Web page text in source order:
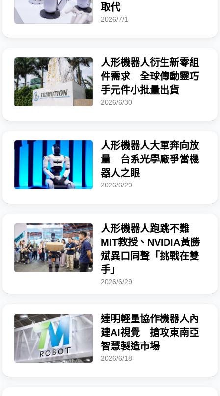
取代
2026/7/1
人形機器人衍生新零組
件需求 全球傳動靈巧
手元件小批量出貨
2026/6/30
人形機器人大軍奔向放
量 台系光學廠爭當機
器人之眼
2026/6/29
人形機器人跑跳不難
MIT教授、NVIDIA黃勝
斌異口同聲「挑戰在雙
手」
2026/6/29
達明輕量協作機器人內
建AI視覺 搶攻東南亞
智慧製造市場
2026/6/18